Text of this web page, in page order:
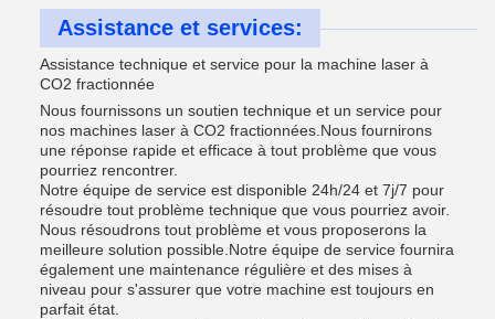
Assistance et services:
Assistance technique et service pour la machine laser à
CO2 fractionnée
Nous fournissons un soutien technique et un service pour
nos machines laser à CO2 fractionnées.Nous fournirons
une réponse rapide et efficace à tout problème que vous
pourriez rencontrer.
Notre équipe de service est disponible 24h/24 et 7j/7 pour
résoudre tout problème technique que vous pourriez avoir.
Nous résoudrons tout problème et vous proposerons la
meilleure solution possible.Notre équipe de service fournira
également une maintenance régulière et des mises à
niveau pour s'assurer que votre machine est toujours en
parfait état.